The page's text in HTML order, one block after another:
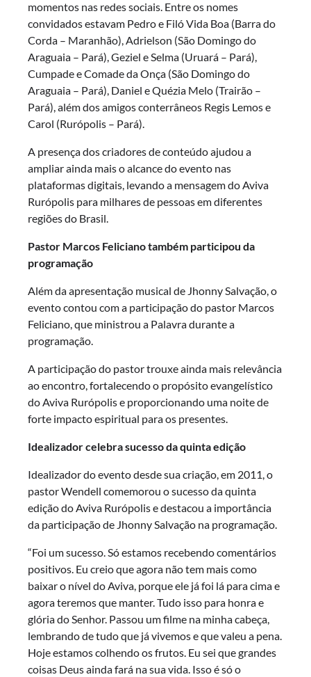
momentos nas redes sociais. Entre os nomes
convidados estavam Pedro e Filó Vida Boa (Barra do
Corda – Maranhão), Adrielson (São Domingo do
Araguaia – Pará), Geziel e Selma (Uruará – Pará),
Cumpade e Comade da Onça (São Domingo do
Araguaia – Pará), Daniel e Quézia Melo (Trairão –
Pará), além dos amigos conterrâneos Regis Lemos e
Carol (Rurópolis – Pará).
A presença dos criadores de conteúdo ajudou a
ampliar ainda mais o alcance do evento nas
plataformas digitais, levando a mensagem do Aviva
Rurópolis para milhares de pessoas em diferentes
regiões do Brasil.
Pastor Marcos Feliciano também participou da
programação
Além da apresentação musical de Jhonny Salvação, o
evento contou com a participação do pastor Marcos
Feliciano, que ministrou a Palavra durante a
programação.
A participação do pastor trouxe ainda mais relevância
ao encontro, fortalecendo o propósito evangelístico
do Aviva Rurópolis e proporcionando uma noite de
forte impacto espiritual para os presentes.
Idealizador celebra sucesso da quinta edição
Idealizador do evento desde sua criação, em 2011, o
pastor Wendell comemorou o sucesso da quinta
edição do Aviva Rurópolis e destacou a importância
da participação de Jhonny Salvação na programação.
“Foi um sucesso. Só estamos recebendo comentários
positivos. Eu creio que agora não tem mais como
baixar o nível do Aviva, porque ele já foi lá para cima e
agora teremos que manter. Tudo isso para honra e
glória do Senhor. Passou um filme na minha cabeça,
lembrando de tudo que já vivemos e que valeu a pena.
Hoje estamos colhendo os frutos. Eu sei que grandes
coisas Deus ainda fará na sua vida. Isso é só o